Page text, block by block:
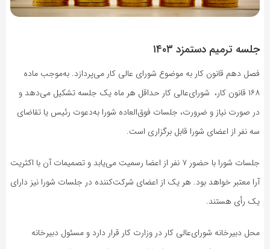
جلسه ترمیم دستمزد ۱۴۰۳
فصل دهم قانون کار به موضوع شورای‌ عالی کار می‌پردازد. به‌موجب ماده
۱۶۸ قانون کار، ‌ شورای‌عالی کار حداقل هر ماه یک جلسه تشکیل می‌دهد و
در صورت نیاز و ضرورت، جلسات فوق‌العاده شورا به‌دعوت رئیس یا تقاضای
سه نفر از اعضای شورا قابل برگزاری است.
جلسات شورا با حضور ۷ نفر از اعضا رسمیت می‌یابد و تصمیمات آن با اکثریت
آرا معتبر خواهد بود. هر یک از اعضای شرکت‌کننده در جلسات شورا نیز دارای
یک رأی هستند.
محل دبیرخانه شورای‌عالی کار در وزارت کار قرار دارد و مسئول دبیرخانه